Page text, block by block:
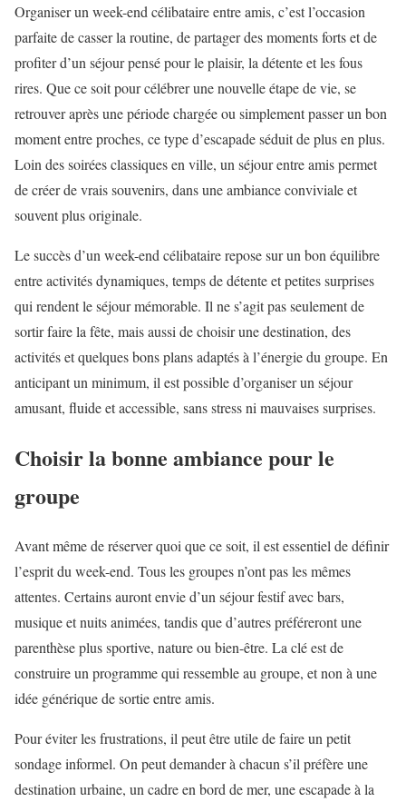
Organiser un week-end célibataire entre amis, c’est l’occasion
parfaite de casser la routine, de partager des moments forts et de
profiter d’un séjour pensé pour le plaisir, la détente et les fous
rires. Que ce soit pour célébrer une nouvelle étape de vie, se
retrouver après une période chargée ou simplement passer un bon
moment entre proches, ce type d’escapade séduit de plus en plus.
Loin des soirées classiques en ville, un séjour entre amis permet
de créer de vrais souvenirs, dans une ambiance conviviale et
souvent plus originale.
Le succès d’un week-end célibataire repose sur un bon équilibre
entre activités dynamiques, temps de détente et petites surprises
qui rendent le séjour mémorable. Il ne s’agit pas seulement de
sortir faire la fête, mais aussi de choisir une destination, des
activités et quelques bons plans adaptés à l’énergie du groupe. En
anticipant un minimum, il est possible d’organiser un séjour
amusant, fluide et accessible, sans stress ni mauvaises surprises.
Choisir la bonne ambiance pour le
groupe
Avant même de réserver quoi que ce soit, il est essentiel de définir
l’esprit du week-end. Tous les groupes n’ont pas les mêmes
attentes. Certains auront envie d’un séjour festif avec bars,
musique et nuits animées, tandis que d’autres préféreront une
parenthèse plus sportive, nature ou bien-être. La clé est de
construire un programme qui ressemble au groupe, et non à une
idée générique de sortie entre amis.
Pour éviter les frustrations, il peut être utile de faire un petit
sondage informel. On peut demander à chacun s’il préfère une
destination urbaine, un cadre en bord de mer, une escapade à la